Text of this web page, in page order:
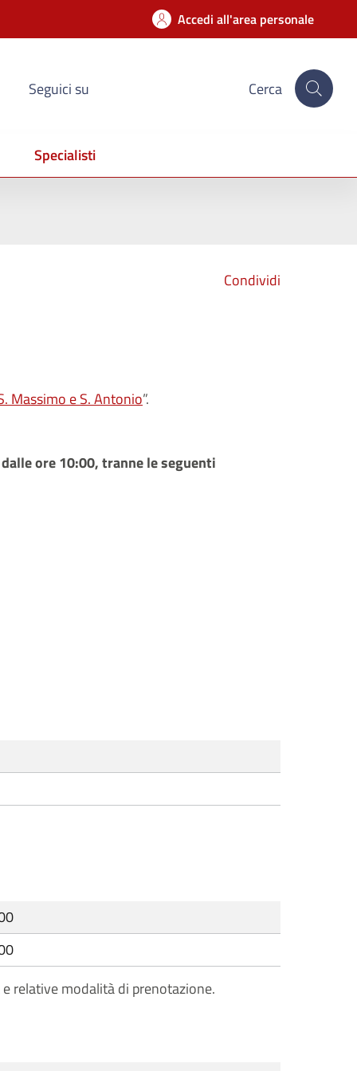
Accedi all'area personale
Seguici su Cerca
Specialisti
Condividi
Massimo e S. Antonio”.
ore 10:00, tranne le seguenti
relative modalità di prenotazione.